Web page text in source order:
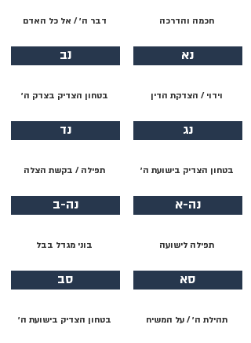
חכמה והדרכה
נא
וידוי / הצדקת הדין
נג
בטחון הצדיק בישועת ה׳
נה-א
תפילה לישועה
סא
תהילת ה׳ / על המשיח
דבר ה׳ / אל כל האדם
נב
בטחון הצדיק בצדק ה׳
נד
תפילה / בקשת הצלה
נה-ב
בוני מגדל בבל
סב
בטחון הצדיק בישועת ה׳